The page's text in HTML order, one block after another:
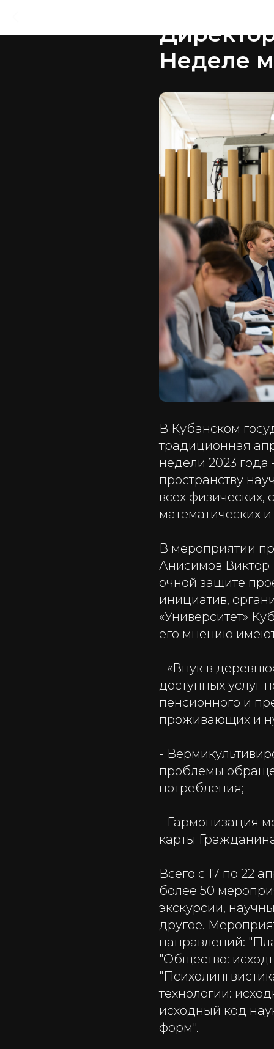
Неделе
В Кубанском
традиционная
недели 2023 года
пространству
всех физических,
математических
В мероприятии
Анисимов Виктор
очной защите
инициатив,
«Университет»
его мнению
- «Внук в
доступных услуг
пенсионного и
проживающих и
-
проблемы
потребления;
- Гармонизация
карты
Всего с 17 по 22
более 50
экскурсии,
другое.
направлений:
"Общество:
технологии:
исходный код
форм".